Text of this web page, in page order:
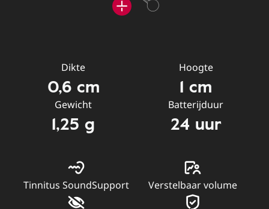
Dikte
0,6 cm
Hoogte
1 cm
Gewicht
1,25 g
Batterijduur
24 uur
Tinnitus SoundSupport Verstelbaar volume